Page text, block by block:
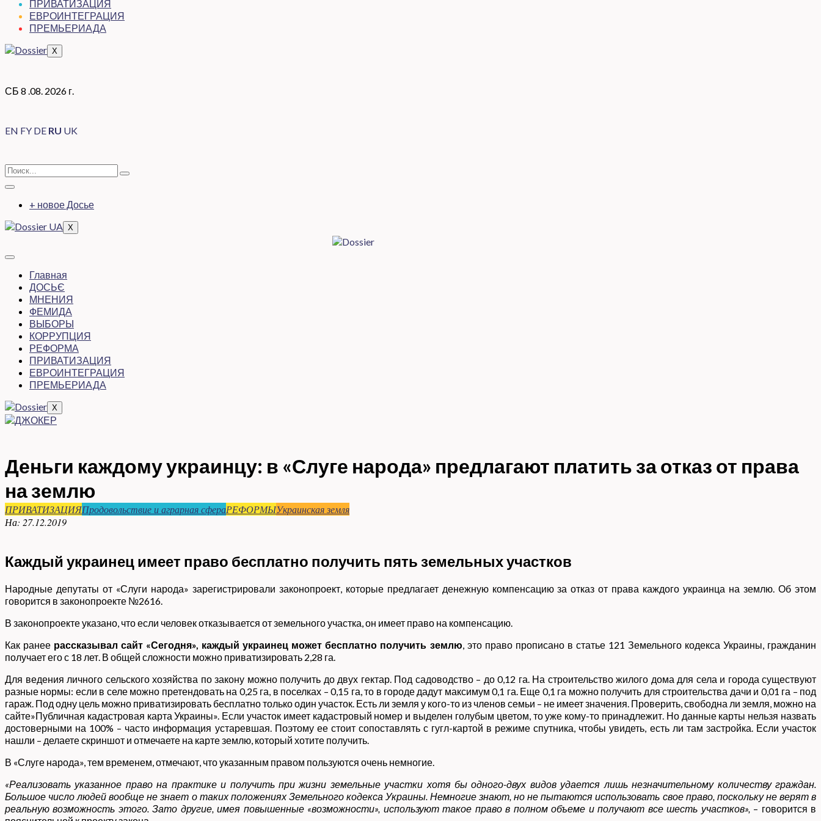
ПРИВАТИЗАЦИЯ
ЕВРОИНТЕГРАЦИЯ
ПРЕМЬЕРИАДА
X
СБ 8 .08. 2026 г.
EN FY DE RU UK
+ новое Досье
X
Главная
ДОСЬЄ
МНЕНИЯ
ФЕМИДА
ВЫБОРЫ
КОРРУПЦИЯ
РЕФОРМА
ПРИВАТИЗАЦИЯ
ЕВРОИНТЕГРАЦИЯ
ПРЕМЬЕРИАДА
X
Деньги каждому украинцу: в «Слуге народа» предлагают платить за отказ от права
на землю
ПРИВАТИЗАЦИЯПродовольствие и аграрная сфераРЕФОРМЫУкраинская земля
На: 27.12.2019
Каждый украинец имеет право бесплатно получить пять земельных участков
Народные депутаты от «Слуги народа» зарегистрировали законопроект, которые предлагает денежную компенсацию за отказ от права каждого украинца на землю. Об этом
говорится в законопроекте №2616.
В законопроекте указано, что если человек отказывается от земельного участка, он имеет право на компенсацию.
Как ранее рассказывал сайт «Сегодня», каждый украинец может бесплатно получить землю , это право прописано в статье 121 Земельного кодекса Украины, гражданин
получает его с 18 лет. В общей сложности можно приватизировать 2,28 га.
Для ведения личного сельского хозяйства по закону можно получить до двух гектар. Под садоводство – до 0,12 га. На строительство жилого дома для села и города существуют
разные нормы: если в селе можно претендовать на 0,25 га, в поселках – 0,15 га, то в городе дадут максимум 0,1 га. Еще 0,1 га можно получить для строительства дачи и 0,01 га – под
гараж. Под одну цель можно приватизировать бесплатно только один участок. Есть ли земля у кого-то из членов семьи – не имеет значения. Проверить, свободна ли земля, можно на
сайте»Публичная кадастровая карта Украины». Если участок имеет кадастровый номер и выделен голубым цветом, то уже кому-то принадлежит. Но данные карты нельзя назвать
достоверными на 100% – часто информация устаревшая. Поэтому ее стоит сопоставлять с гугл-картой в режиме спутника, чтобы увидеть, есть ли там застройка. Если участок
нашли – делаете скриншот и отмечаете на карте землю, который хотите получить.
В «Слуге народа», тем временем, отмечают, что указанным правом пользуются очень немногие.
«Реализовать указанное право на практике и получить при жизни земельные участки хотя бы одного-двух видов удается лишь незначительному количеству граждан.
Большое число людей вообще не знает о таких положениях Земельного кодекса Украины. Немногие знают, но не пытаются использовать свое право, поскольку не верят в
реальную возможность этого. Зато другие, имея повышенные «возможности», используют такое право в полном объеме и получают все шесть участков», – говорится в